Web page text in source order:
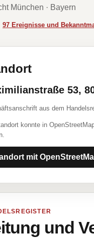
München · Bayern
97 Ereignisse und
53,
aus dem
konnte in
mit
und